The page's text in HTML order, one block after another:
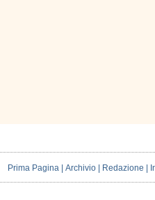
Prima Pagina |Archivio | Redazione |